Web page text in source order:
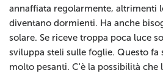
annaffiata regolarmente, altrimenti
diventano dormienti. Ha anche
solare. Se riceve troppa poca luce
sviluppa steli sulle foglie. Questo
molto pesanti. C'è la possibilità che